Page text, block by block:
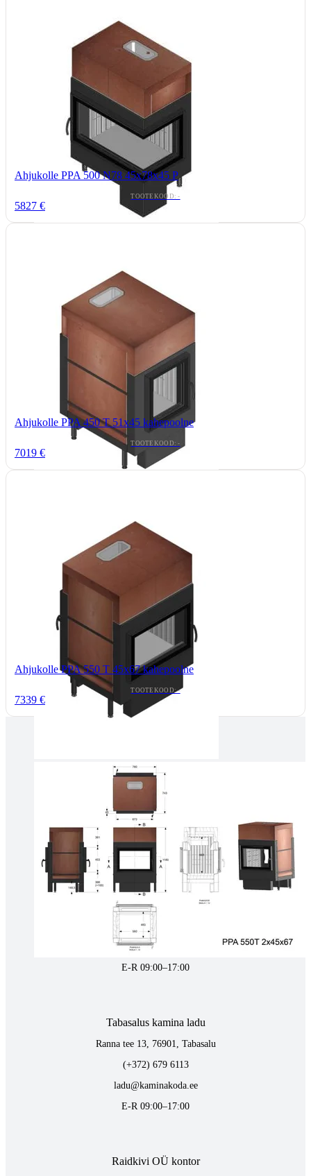
Ahjukolle PPA 500 N78 45x78x45 P
TOOTEKOOD: -
5827 €
Ahjukolle PPA 450 T 51x45 kahepoolne
TOOTEKOOD: -
7019 €
Ahjukolle PPA 550 T 45x67 kahepoolne
TOOTEKOOD: -
7339 €
Pärnu mnt. 139E/2, 11317, Tallinn
(+372) 677 6977
kaminakoda@kaminakoda.ee
E-R 10:00-18:30
Tartus kivi töötlemine
Tähe 127E, Tartu
(+372) 747 7107
vaino@raidkivi.ee
E-R 09:00–17:00
Tabasalus kamina ladu
Ranna tee 13, 76901, Tabasalu
(+372) 679 6113
ladu@kaminakoda.ee
E-R 09:00–17:00
Raidkivi OÜ kontor